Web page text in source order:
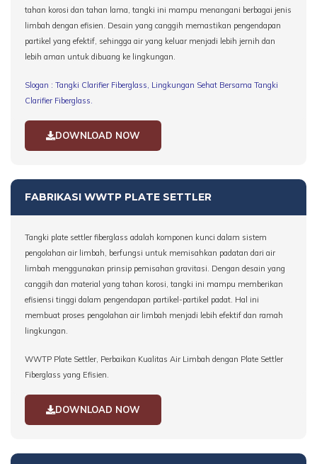
tahan korosi dan tahan lama, tangki ini mampu menangani berbagai jenis
limbah dengan efisien. Desain yang canggih memastikan pengendapan
partikel yang efektif, sehingga air yang keluar menjadi lebih jernih dan
lebih aman untuk dibuang ke lingkungan.
Slogan : Tangki Clarifier Fiberglass, Lingkungan Sehat Bersama Tangki
Clarifier Fiberglass.
DOWNLOAD NOW
FABRIKASI WWTP PLATE SETTLER
Tangki plate settler fiberglass adalah komponen kunci dalam sistem
pengolahan air limbah, berfungsi untuk memisahkan padatan dari air
limbah menggunakan prinsip pemisahan gravitasi. Dengan desain yang
canggih dan material yang tahan korosi, tangki ini mampu memberikan
efisiensi tinggi dalam pengendapan partikel-partikel padat. Hal ini
membuat proses pengolahan air limbah menjadi lebih efektif dan ramah
lingkungan.
WWTP Plate Settler, Perbaikan Kualitas Air Limbah dengan Plate Settler
Fiberglass yang Efisien.
DOWNLOAD NOW